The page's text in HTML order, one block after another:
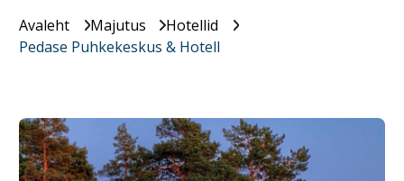
Avaleht Majutus
Hotellid
Pedase Puhkekeskus & Hotell